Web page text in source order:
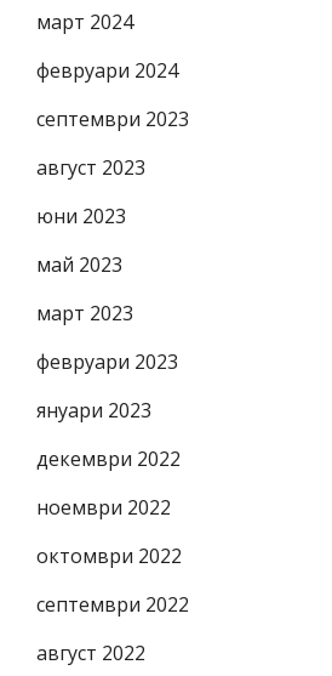
март 2024
февруари 2024
септември 2023
август 2023
юни 2023
май 2023
март 2023
февруари 2023
януари 2023
декември 2022
ноември 2022
октомври 2022
септември 2022
август 2022